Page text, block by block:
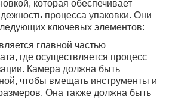
которая обеспечивает
процесса упаковки. Они
ключевых элементов:
главной частью
где осуществляется процесс
Камера должна быть
чтобы вмещать инструменты и
Она также должна быть